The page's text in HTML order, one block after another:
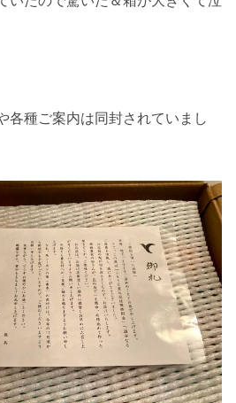
各種ご案内は同封されていまし